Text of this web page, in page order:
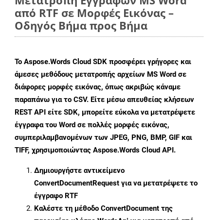
από RTF σε Μορφές Εικόνας –
Οδηγός Βήμα προς Βήμα
Το Aspose.Words Cloud SDK προσφέρει γρήγορες και
άμεσες μεθόδους μετατροπής αρχείων MS Word σε
διάφορες μορφές εικόνας, όπως ακριβώς κάναμε
παραπάνω για το CSV. Είτε μέσω απευθείας κλήσεων
REST API είτε SDK, μπορείτε εύκολα να μετατρέψετε
έγγραφα του Word σε πολλές μορφές εικόνας,
συμπεριλαμβανομένων των JPEG, PNG, BMP, GIF και
TIFF, χρησιμοποιώντας Aspose.Words Cloud API.
Δημιουργήστε αντικείμενο
ConvertDocumentRequest για να μετατρέψετε το
έγγραφο RTF
Καλέστε τη μέθοδο ConvertDocument της